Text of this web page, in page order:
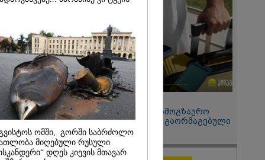
ხალხი
ყაზახს,
ამერიკელს,
არაა" -
15:49 / 06-08-2026
შეიძინე ალდაგის სამოგზაურო
დაზღვევა და მიიღე გაორმაგებული
ინტერნეტი
ომში, გორში საბრძოლო
მიღებული რუსული
დღეს კიევის მთავარ